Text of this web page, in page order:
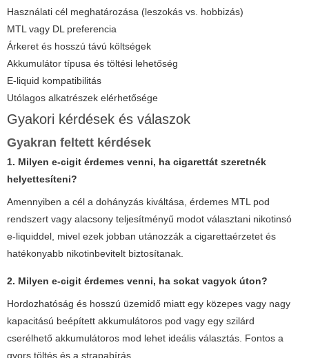
Használati cél meghatározása (leszokás vs. hobbizás)
MTL vagy DL preferencia
Árkeret és hosszú távú költségek
Akkumulátor típusa és töltési lehetőség
E-liquid kompatibilitás
Utólagos alkatrészek elérhetősége
Gyakori kérdések és válaszok
Gyakran feltett kérdések
1. Milyen e-cigit érdemes venni, ha cigarettát szeretnék
helyettesíteni?
Amennyiben a cél a dohányzás kiváltása, érdemes MTL pod
rendszert vagy alacsony teljesítményű modot választani nikotinsó
e-liquiddel, mivel ezek jobban utánozzák a cigarettaérzetet és
hatékonyabb nikotinbevitelt biztosítanak.
2. Milyen e-cigit érdemes venni, ha sokat vagyok úton?
Hordozhatóság és hosszú üzemidő miatt egy közepes vagy nagy
kapacitású beépített akkumulátoros pod vagy egy szilárd
cserélhető akkumulátoros mod lehet ideális választás. Fontos a
gyors töltés és a strapabírás.